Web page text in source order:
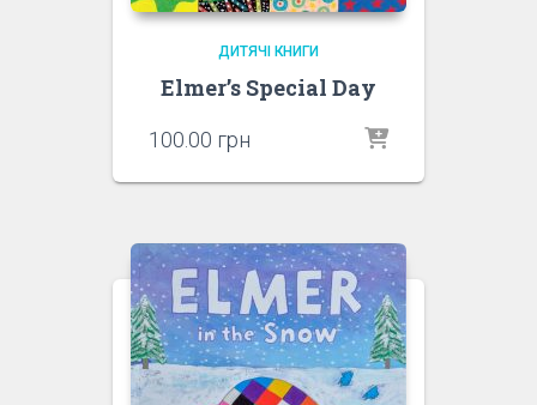
ДИТЯЧІ КНИГИ
Elmer’s Special Day
100.00 грн